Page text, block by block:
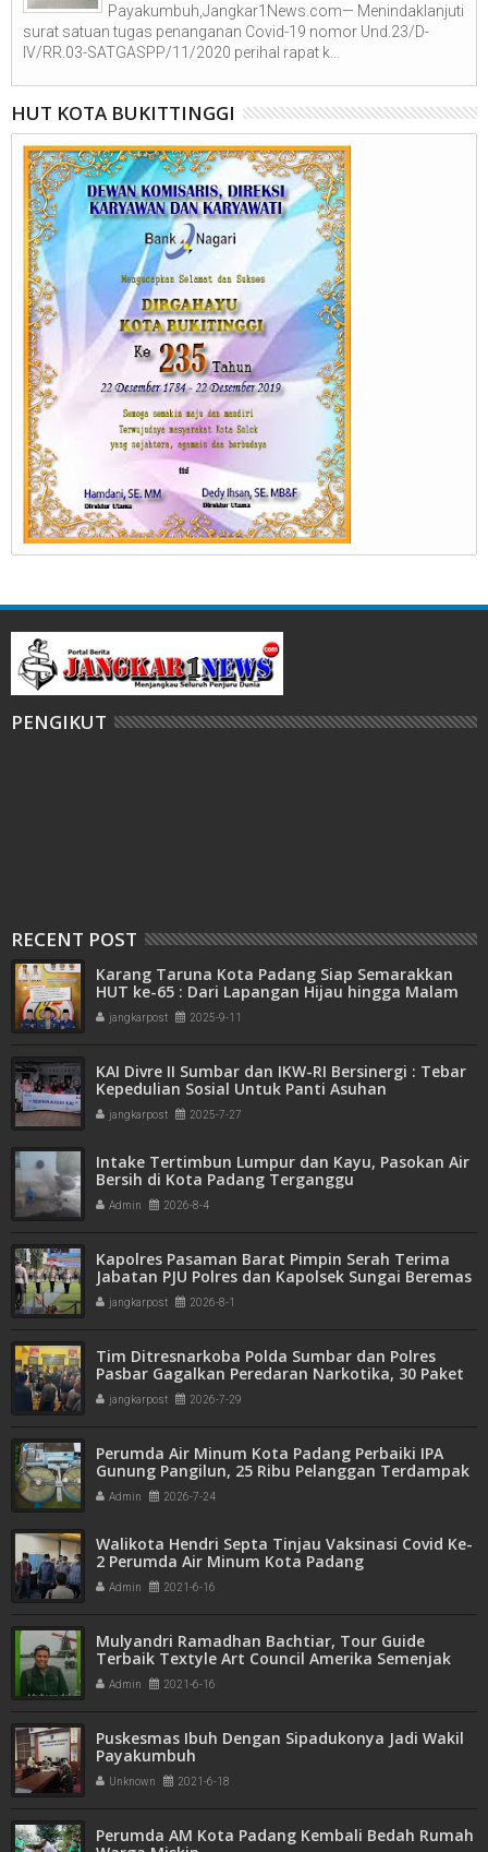
Payakumbuh,Jangkar1News.com— Menindaklanjuti
surat satuan tugas penanganan Covid-19 nomor Und.23/D-
IV/RR.03-SATGASPP/11/2020 perihal rapat k...
HUT KOTA BUKITTINGGI
PENGIKUT
RECENT POST
Karang Taruna Kota Padang Siap Semarakkan
HUT ke-65 : Dari Lapangan Hijau hingga Malam
Kebersamaan
jangkarpost 2025-9-11
KAI Divre II Sumbar dan IKW-RI Bersinergi : Tebar
Kepedulian Sosial Untuk Panti Asuhan
jangkarpost 2025-7-27
Intake Tertimbun Lumpur dan Kayu, Pasokan Air
Bersih di Kota Padang Terganggu
Admin 2026-8-4
Kapolres Pasaman Barat Pimpin Serah Terima
Jabatan PJU Polres dan Kapolsek Sungai Beremas
jangkarpost 2026-8-1
Tim Ditresnarkoba Polda Sumbar dan Polres
Pasbar Gagalkan Peredaran Narkotika, 30 Paket
Ganja Kering Siap Edar Disita
jangkarpost 2026-7-29
Perumda Air Minum Kota Padang Perbaiki IPA
Gunung Pangilun, 25 Ribu Pelanggan Terdampak
Penyesuaian
Admin 2026-7-24
Walikota Hendri Septa Tinjau Vaksinasi Covid Ke-
2 Perumda Air Minum Kota Padang
Admin 2021-6-16
Mulyandri Ramadhan Bachtiar, Tour Guide
Terbaik Textyle Art Council Amerika Semenjak
1992Admin 2021-6-16
Puskesmas Ibuh Dengan Sipadukonya Jadi Wakil
Payakumbuh
Unknown 2021-6-18
Perumda AM Kota Padang Kembali Bedah Rumah